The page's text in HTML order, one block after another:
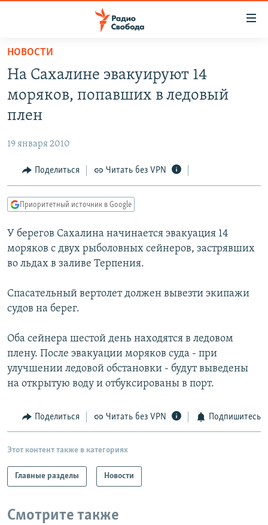
упрощенного
доступа
основному
Вернутся
Вернутся
поиску
АВТОРСКИЕ ПРОЕКТЫ
МНЕНИЯ
КУЛЬТУРА
КАВКАЗ.РЕАЛИИ
СЕВЕР.РЕАЛИИ
СИБИРЬ.РЕАЛИИ
ПОДПИШИТЕСЬ НА РАССЫЛКУ
СОЦИАЛЬНЫЕ СЕТИ
Все сайты РСЕ/РС
НОВОСТИ
На Сахалине эвакуируют 14
моряков, попавших в ледовый
плен
19 января 2010
Поделиться Читать без VPN
Приоритетный источник в Google
У берегов Сахалина начинается эвакуация 14
моряков с двух рыболовных сейнеров, застрявших
во льдах в заливе Терпения.
Спасательный вертолет должен вывезти экипажи
судов на берег.
Оба сейнера шестой день находятся в ледовом
плену. После эвакуации моряков суда - при
улучшении ледовой обстановки - будут выведены
на открытую воду и отбуксированы в порт.
Поделиться Читать без VPN Подпишитесь
Этот контент также в категориях
Главные разделы Новости
Смотрите также